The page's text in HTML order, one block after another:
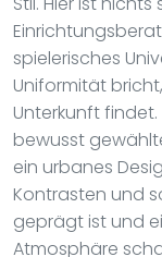
spielerisches
Uniformität
Unterkunft
bewusst
ein urbanes
Kontrasten und
geprägt ist und
Atmosphäre